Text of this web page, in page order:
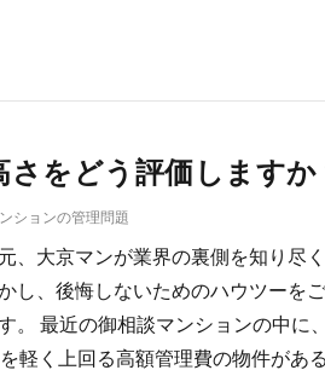
さをどう評価しますか
ションの管理問題
、大京マンが業界の裏側を知り尽
し、後悔しないためのハウツーを
。 最近の御相談マンションの中に
軽く上回る高額管理費の物件があ